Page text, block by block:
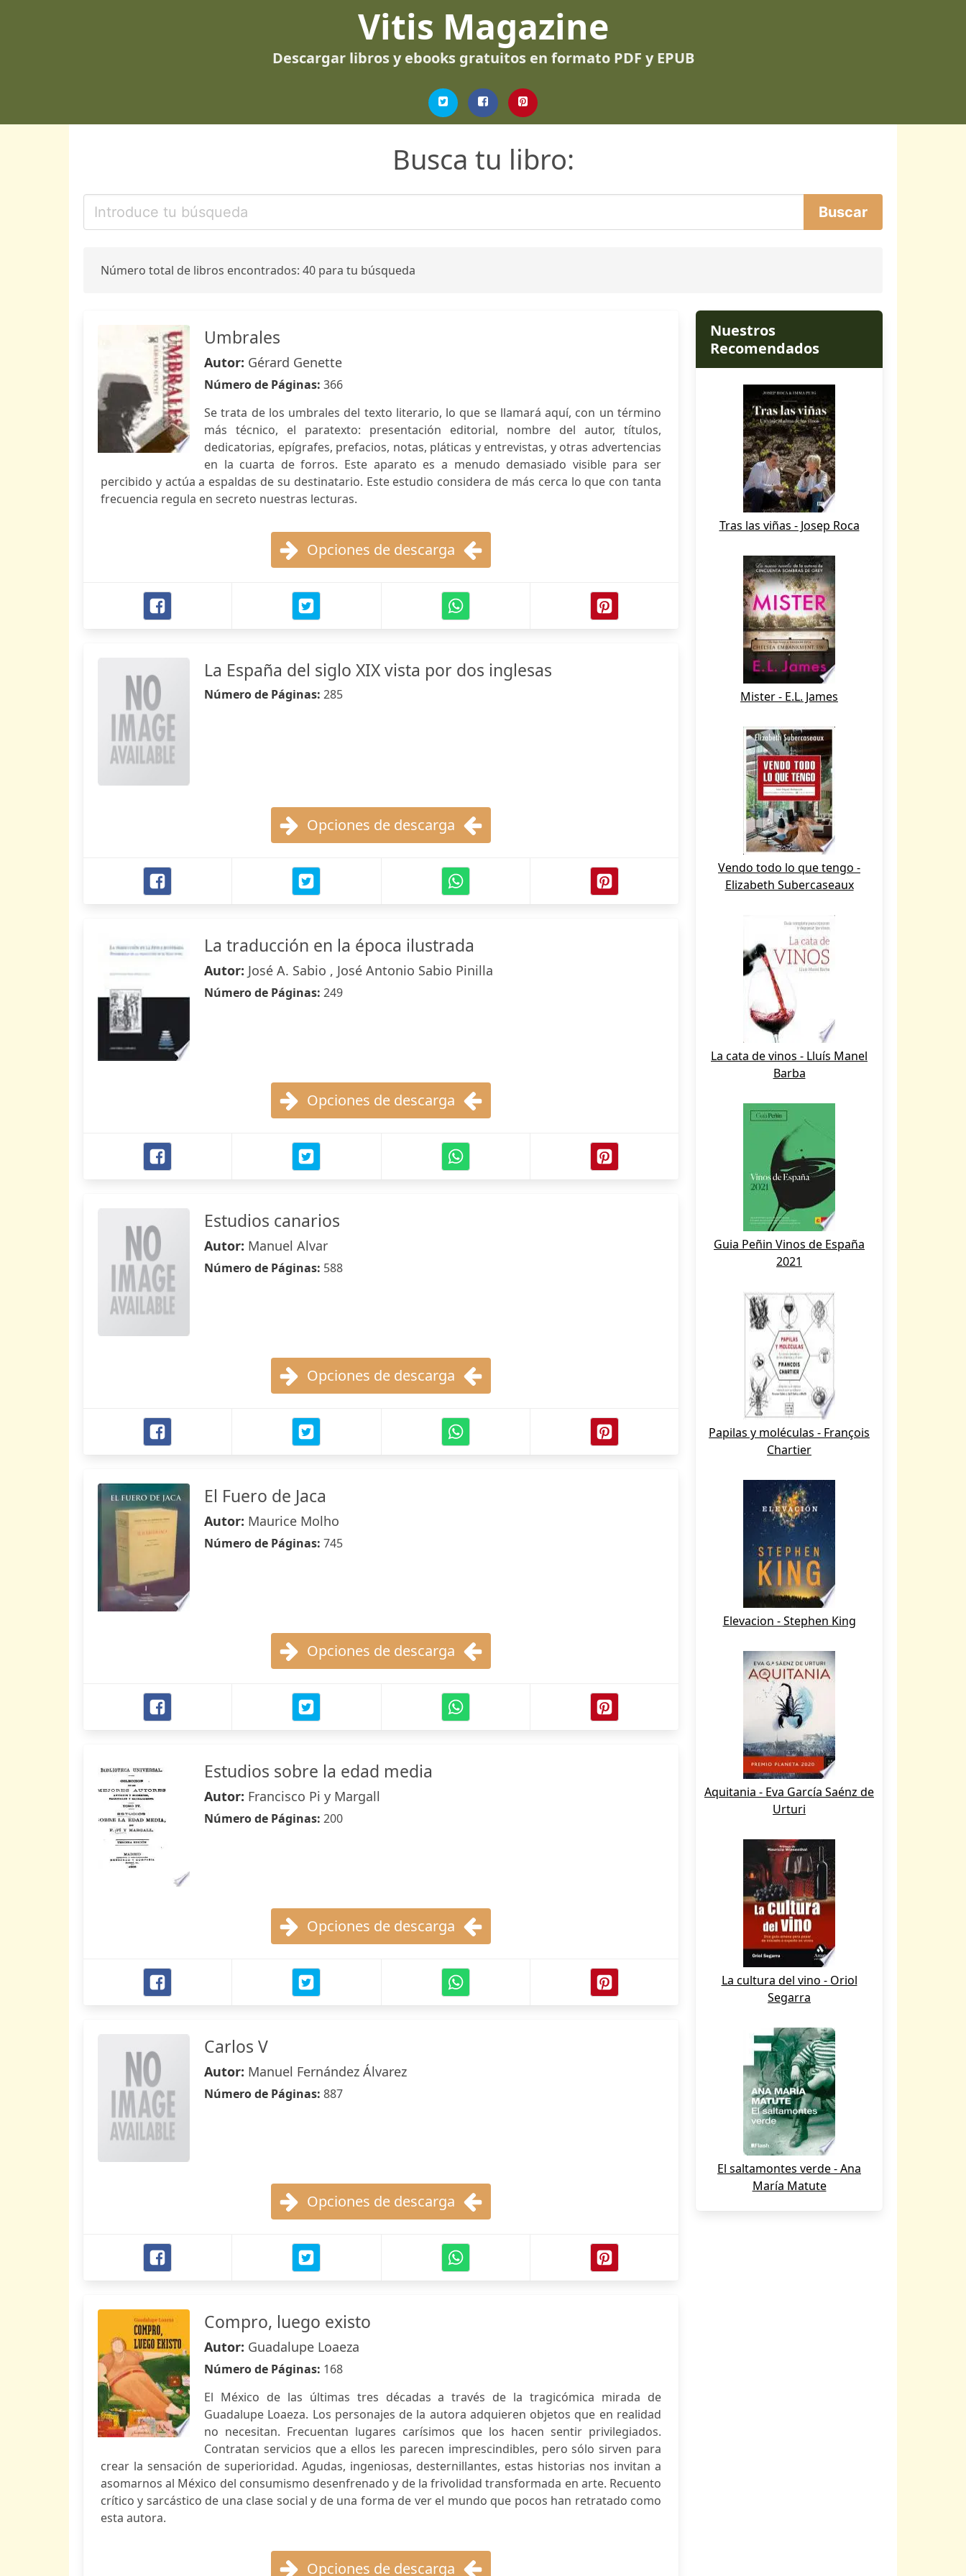
Vitis Magazine
Descargar libros y ebooks gratuitos en formato PDF y EPUB
Busca tu libro:
Número total de libros encontrados: 40 para tu búsqueda
Umbrales
Autor: Gérard Genette
Número de Páginas: 366
Se trata de los umbrales del texto literario, lo que se llamará aquí, con un término
más técnico, el paratexto: presentación editorial, nombre del autor, títulos,
dedicatorias, epígrafes, prefacios, notas, pláticas y entrevistas, y otras advertencias
en la cuarta de forros. Este aparato es a menudo demasiado visible para ser
percibido y actúa a espaldas de su destinatario. Este estudio considera de más cerca lo que con tanta
frecuencia regula en secreto nuestras lecturas.
Opciones de descarga
La España del siglo XIX vista por dos inglesas
Número de Páginas: 285
Opciones de descarga
La traducción en la época ilustrada
Autor: José A. Sabio , José Antonio Sabio Pinilla
Número de Páginas: 249
Opciones de descarga
Estudios canarios
Autor: Manuel Alvar
Número de Páginas: 588
Opciones de descarga
El Fuero de Jaca
Autor: Maurice Molho
Número de Páginas: 745
Opciones de descarga
Estudios sobre la edad media
Autor: Francisco Pi y Margall
Número de Páginas: 200
Opciones de descarga
Carlos V
Autor: Manuel Fernández Álvarez
Número de Páginas: 887
Opciones de descarga
Compro, luego existo
Autor: Guadalupe Loaeza
Número de Páginas: 168
El México de las últimas tres décadas a través de la tragicómica mirada de
Guadalupe Loaeza. Los personajes de la autora adquieren objetos que en realidad
no necesitan. Frecuentan lugares carísimos que los hacen sentir privilegiados.
Contratan servicios que a ellos les parecen imprescindibles, pero sólo sirven para
crear la sensación de superioridad. Agudas, ingeniosas, desternillantes, estas historias nos invitan a
asomarnos al México del consumismo desenfrenado y de la frivolidad transformada en arte. Recuento
crítico y sarcástico de una clase social y de una forma de ver el mundo que pocos han retratado como
esta autora.
Opciones de descarga
Nuestros
Recomendados
Tras las viñas - Josep Roca
Mister - E.L. James
Vendo todo lo que tengo -
Elizabeth Subercaseaux
La cata de vinos - Lluís Manel
Barba
Guia Peñin Vinos de España
2021
Papilas y moléculas - François
Chartier
Elevacion - Stephen King
Aquitania - Eva García Saénz de
Urturi
La cultura del vino - Oriol
Segarra
El saltamontes verde - Ana
María Matute